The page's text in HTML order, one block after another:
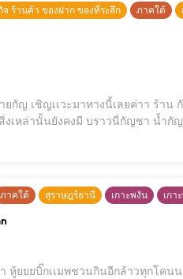
จ ร้านค้า ของฝาก ของที่ระลึก ภาคใต้
ญเอง มีบริการจำหน่ายกัญชา ทุกชนิด อุปกรณ์ทุกอย่าง ที่สายนี้เขา
งเหล่านั้นยังคงมี บราวนี่กัญชา น้ำกั
ภาคใต้ สุราษฎร์ธานี เกาะพงัน เกา
ทุกโคนนน นน.ค่อยว่ากันเเต่ขอกิงก่องงง ฝรั่งถูกใจคนไทยก็ชื่นชอบบ